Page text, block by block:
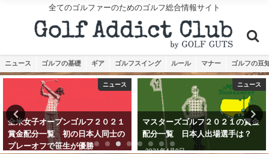
全てのゴルファーのためのゴルフ総合情報サイト
ニュース ゴルフの基礎 ギア ゴルフスイング ルール マナー ゴルフの豆
ニュース
全米女子オープンゴルフ２０２１
賞金配分一覧 初の日本人同士の
プレーオフで笹生が優勝
ニュース
マスターズゴルフ２０２１の賞金
配分一覧 日本人出場選手は？
2021年4月9日